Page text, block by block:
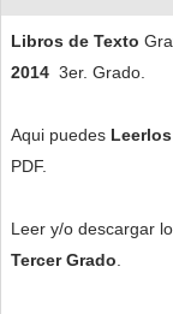
Libros de Texto
2014 3er. Grado.
Aqui puedes
PDF.
Leer y/o descargar
Tercer Grado